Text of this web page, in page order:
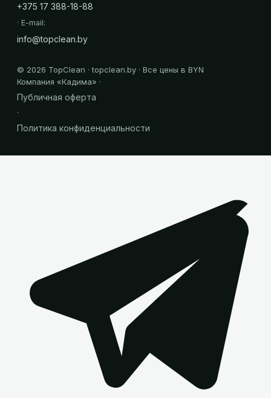
+375 17 388-18-88
· E-mail:
info@topclean.by
© 2026 TopClean · topclean.by · Все цены в BYN
Компания «Кадима» ·
Публичная оферта
·
Политика конфиденциальности